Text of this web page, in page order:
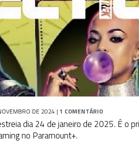
DE 2024 | 1 COMENTÁRIO
dia 24 de janeiro de 2025. É o
no Paramount+.